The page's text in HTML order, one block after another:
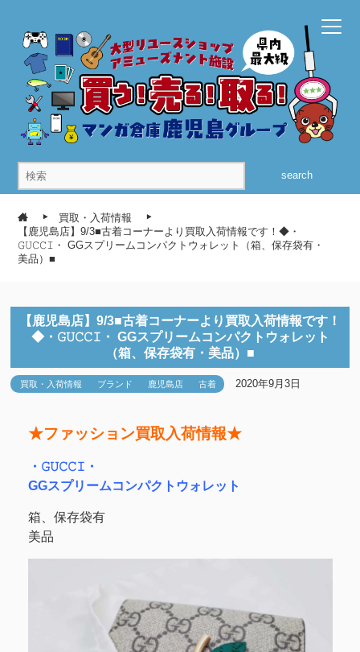
search
買取・入荷情報
【鹿児島店】9/3■古着コーナーより買取入荷情報です！◆・
𝙶𝚄𝙲𝙲𝙸・ GGスプリームコンパクトウォレット（箱、保存袋有・
美品）■
【鹿児島店】9/3■古着コーナーより買取入荷情報です！
◆・𝙶𝚄𝙲𝙲𝙸・ GGスプリームコンパクトウォレット
（箱、保存袋有・美品）■
買取・入荷情報 ブランド 鹿児島店 古着 2020年9月3日
★ファッション買取入荷情報★
・𝙶𝚄𝙲𝙲𝙸・
GGスプリームコンパクトウォレット
箱、保存袋有
美品